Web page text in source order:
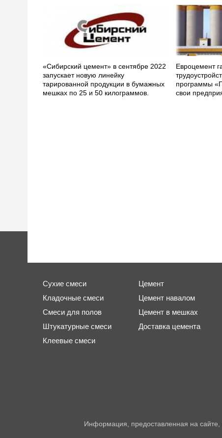
«Сибирский цемент» в сентябре 2022
запускает новую линейку
тарированной продукции в бумажных
мешках по 25 и 50 килограммов.
Евроцемент
программы
свои
Сухие смеси
Кладочные смеси
Смеси для полов
Штукатурные смеси
Клеевые смеси
Цемент
Цемент навалом
Цемент в мешках
Доставка цемента
Информация, предоставленная на